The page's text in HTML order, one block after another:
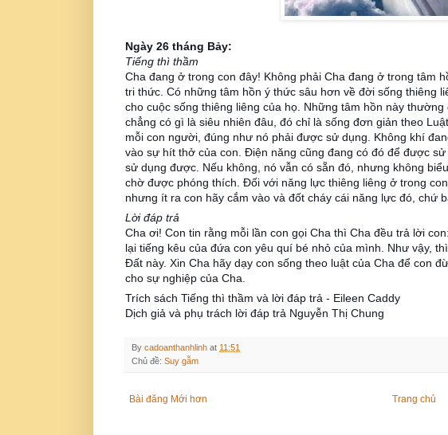
Ngày 26 tháng Bảy:
Tiếng thì thầm
Cha đang ở trong con đây! Không phải Cha đang ở trong tâm
tri thức. Có những tâm hồn ý thức sâu hơn về đời sống thiêng
cho cuộc sống thiêng liêng của họ. Những tâm hồn này
chẳng có gì là siêu nhiên đâu, đó chỉ là sống đơn giản theo
mỗi con người, đúng như nó phải được sử dụng. Không khí
vào sự hít thở của con. Điện năng cũng đang có đó để được
sử dụng được. Nếu không, nó vẫn có sẵn đó, nhưng không
chờ được phóng thích. Đối với năng lực thiêng liêng ở trong
nhưng ít ra con hãy cắm vào và đốt cháy cái năng lực đó, chứ
Lời đáp trả
Cha ơi! Con tin rằng mỗi lần con gọi Cha thì Cha đều trả lời
lại tiếng kêu của đứa con yêu quí bé nhỏ của mình. Như vậy,
Đất này. Xin Cha hãy dạy con sống theo luật của Cha để con
cho sự nghiệp của Cha.
Trích sách Tiếng thì thầm và lời đáp trả - Eileen Caddy
Dịch giả và phụ trách lời đáp trả Nguyễn Thị Chung
By cadoanthanhlinh at 11:51
Chủ đề: Suy gẫm
Bài đăng Mới hơn Trang chủ